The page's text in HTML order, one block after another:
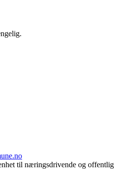
til næringsdrivende og offentlig